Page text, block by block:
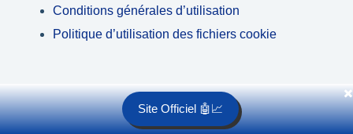
Site Officiel 🤖📈
✖️
Conditions générales d’utilisation
Politique d’utilisation des fichiers cookie
Copyright © 2026 - Crypto Lab